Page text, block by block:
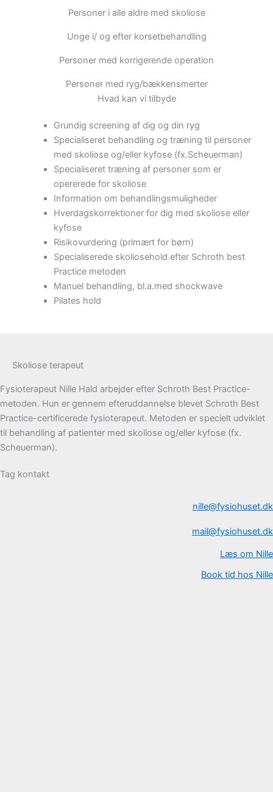
Personer i alle aldre med skoliose
Unge i/ og efter korsetbehandling
Personer med korrigerende operation
Personer med ryg/bækkensmerter
Hvad kan vi tilbyde
Grundig screening af dig og din ryg
Specialiseret behandling og træning til personer
med skoliose og/eller kyfose (fx.Scheuerman)
Specialiseret træning af personer som er
opererede for skoliose
Information om behandlingsmuligheder
Hverdagskorrektioner for dig med skoliose eller
kyfose
Risikovurdering (primært for børn)
Specialiserede skoliosehold efter Schroth best
Practice metoden
Manuel behandling, bl.a.med shockwave
Pilates hold
Skoliose terapeut
Fysioterapeut Nille Hald arbejder efter Schroth Best Practice-
metoden. Hun er gennem efteruddannelse blevet Schroth Best
Practice-certificerede fysioterapeut. Metoden er specielt udviklet
til behandling af patienter med skoliose og/eller kyfose (fx.
Scheuerman).
Tag kontakt
nille@fysiohuset.dk
mail@fysiohuset.dk
Læs om Nille
Book tid hos Nille